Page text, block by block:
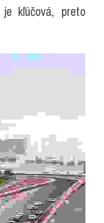
kľúčová, preto